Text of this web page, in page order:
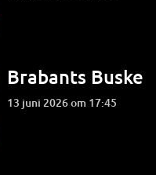
Brabants Buske
13 juni 2026 om 17:45